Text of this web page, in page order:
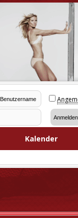
Kalender